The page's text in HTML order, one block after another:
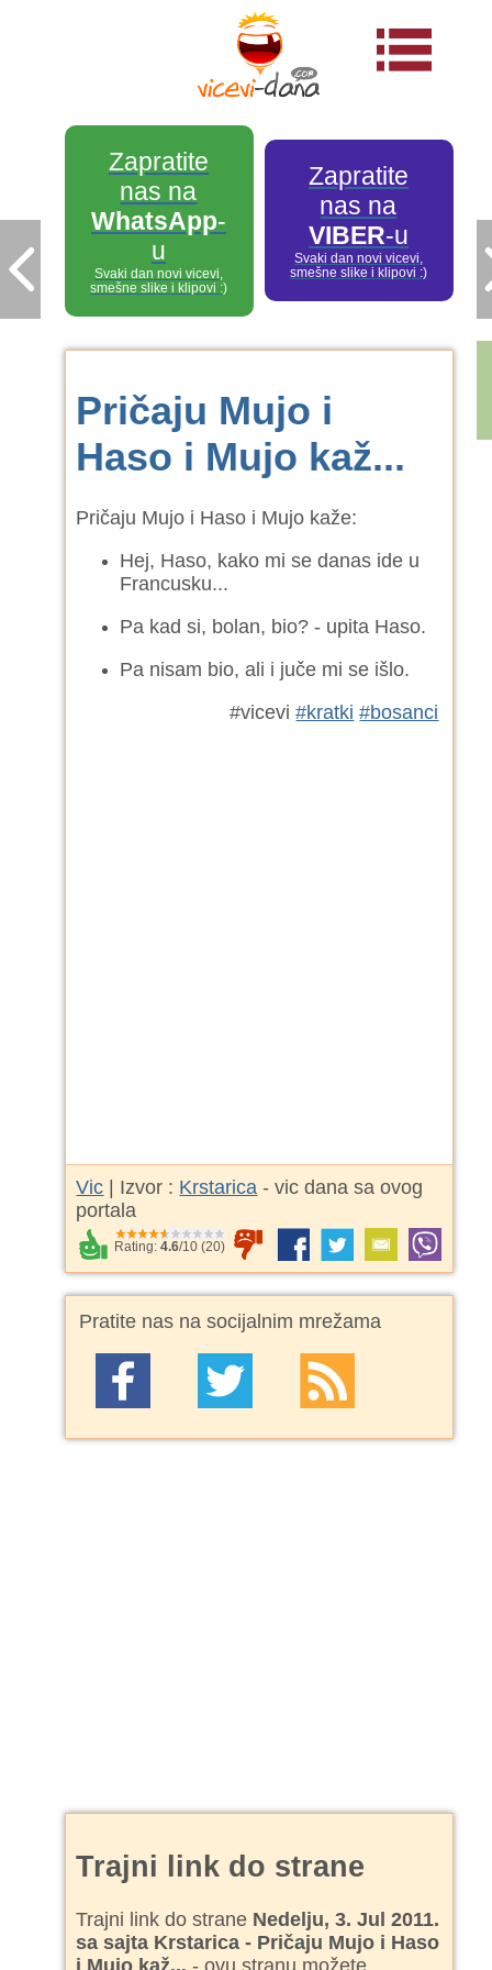
Zapratite
nas na
WhatsApp-
u
Svaki dan novi vicevi,
smešne slike i klipovi :)
Zapratite
nas na
VIBER-u
Svaki dan novi vicevi,
smešne slike i klipovi :)
Pričaju Mujo i
Haso i Mujo kaž...
Pričaju Mujo i Haso i Mujo kaže:
Hej, Haso, kako mi se danas ide u
Francusku...
Pa kad si, bolan, bio? - upita Haso.
Pa nisam bio, ali i juče mi se išlo.
#vicevi#kratki #bosanci
Vic | Izvor : Krstarica - vic dana sa ovog
portala
Rating:4.6/10 (20)
Pratite nas na socijalnim mrežama
Trajni link do strane
Trajni link do strane Nedelju, 3. Jul 2011.
sa sajta Krstarica - Pričaju Mujo i Haso